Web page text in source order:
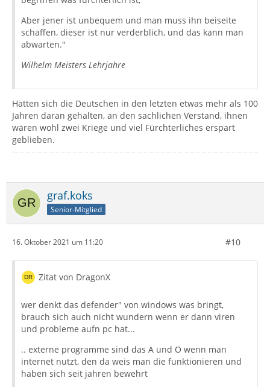
Aber jener ist unbequem und man muss ihn beiseite
schaffen, dieser ist nur verderblich, und das kann man
abwarten."
Wilhelm Meisters Lehrjahre
Hätten sich die Deutschen in den letzten etwas mehr als 100
Jahren daran gehalten, an den sachlichen Verstand, ihnen
wären wohl zwei Kriege und viel Fürchterliches erspart
geblieben.
graf.koks
Senior-Mitglied
16. Oktober 2021 um 11:20 #10
Zitat von DragonX
wer denkt das defender" von windows was bringt,
brauch sich auch nicht wundern wenn er dann viren
und probleme aufn pc hat...
.. externe programme sind das A und O wenn man
internet nutzt, den da weis man die funktionieren und
haben sich seit jahren bewehrt